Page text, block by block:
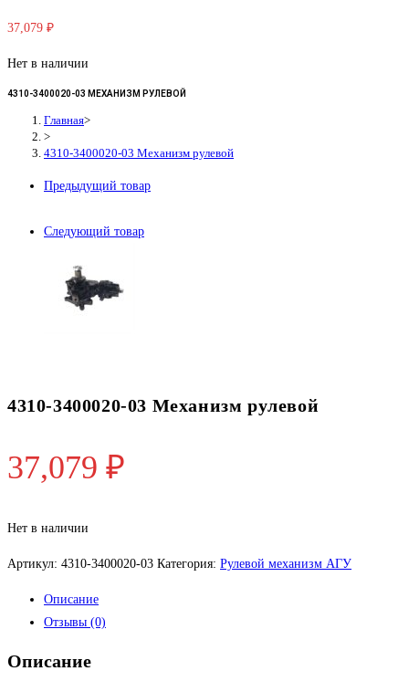
37,079 ₽
Нет в наличии
4310-3400020-03 МЕХАНИЗМ РУЛЕВОЙ
Главная>
>
4310-3400020-03 Механизм рулевой
Предыдущий товар
Следующий товар
4310-3400020-03 Механизм рулевой
37,079 ₽
Нет в наличии
Артикул: 4310-3400020-03 Категория: Рулевой механизм АГУ
Описание
Отзывы (0)
Описание